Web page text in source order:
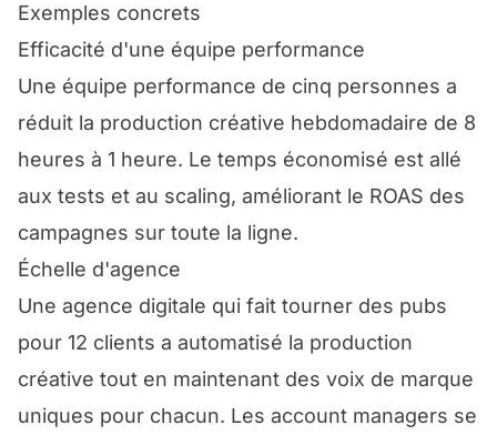
Exemples concrets
Efficacité d'une équipe performance
Une équipe performance de cinq personnes a
réduit la production créative hebdomadaire de 8
heures à 1 heure. Le temps économisé est allé
aux tests et au scaling, améliorant le ROAS des
campagnes sur toute la ligne.
Échelle d'agence
Une agence digitale qui fait tourner des pubs
pour 12 clients a automatisé la production
créative tout en maintenant des voix de marque
uniques pour chacun. Les account managers se